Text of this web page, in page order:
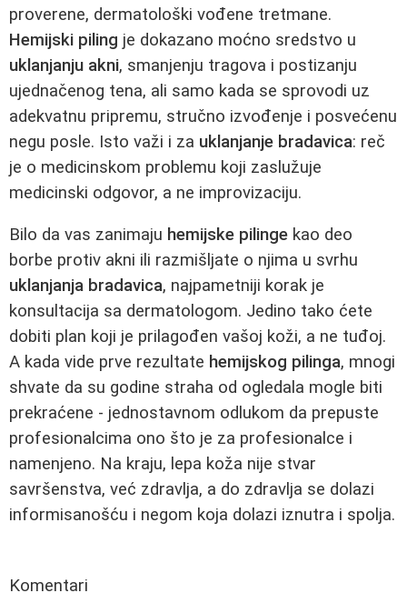
proverene, dermatološki vođene tretmane.
Hemijski piling je dokazano moćno sredstvo u
uklanjanju akni, smanjenju tragova i postizanju
ujednačenog tena, ali samo kada se sprovodi uz
adekvatnu pripremu, stručno izvođenje i posvećenu
negu posle. Isto važi i za uklanjanje bradavica: reč
je o medicinskom problemu koji zaslužuje
medicinski odgovor, a ne improvizaciju.
Bilo da vas zanimaju hemijske pilinge kao deo
borbe protiv akni ili razmišljate o njima u svrhu
uklanjanja bradavica, najpametniji korak je
konsultacija sa dermatologom. Jedino tako ćete
dobiti plan koji je prilagođen vašoj koži, a ne tuđoj.
A kada vide prve rezultate hemijskog pilinga, mnogi
shvate da su godine straha od ogledala mogle biti
prekraćene - jednostavnom odlukom da prepuste
profesionalcima ono što je za profesionalce i
namenjeno. Na kraju, lepa koža nije stvar
savršenstva, već zdravlja, a do zdravlja se dolazi
informisanošću i negom koja dolazi iznutra i spolja.
Komentari